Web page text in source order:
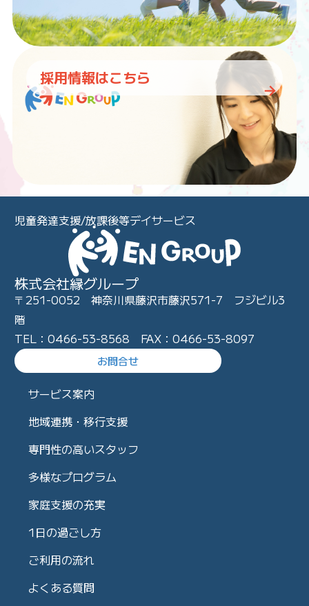
採用情報はこちら
児童発達支援/放課後等デイサービス
株式会社縁グループ
〒251-0052 神奈川県藤沢市藤沢571-7 フジビル3
階
TEL：0466-53-8568 FAX：0466-53-8097
お問合せ
サービス案内
地域連携・移行支援
専門性の高いスタッフ
多様なプログラム
家庭支援の充実
1日の過ごし方
ご利用の流れ
よくある質問